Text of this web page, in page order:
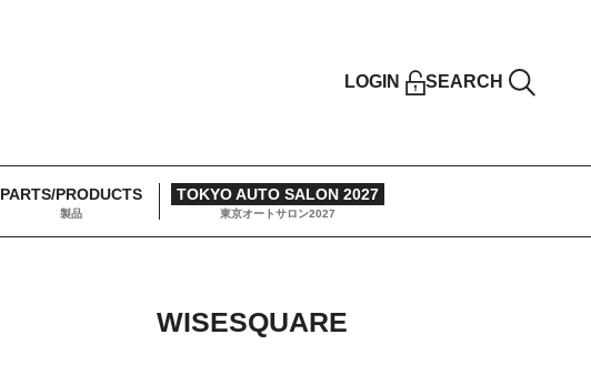
LOGIN SEARCH
PARTS/PRODUCTS
製品
TOKYO AUTO SALON 2027
東京オートサロン2027
WISESQUARE